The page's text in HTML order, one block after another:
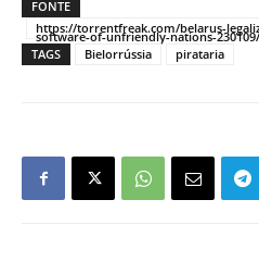
FONTE
https://torrentfreak.com/belarus-
software-of-unfriendly-nations-230109/
TAGS
Bielorrússia pirataria